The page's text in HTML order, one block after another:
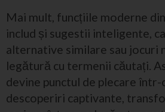
Mai mult, funcțiile moderne
includ și sugestii inteligente,
alternative similare sau jocuri
legătură cu termenii căutați.
devine punctul de plecare într-
descoperiri captivante,